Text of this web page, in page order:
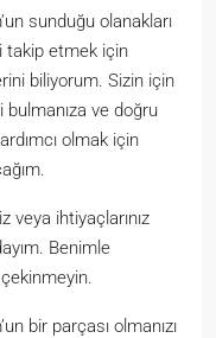
sunduğu olanakları
takip etmek için
biliyorum. Sizin için
ve doğru
olmak için
veya ihtiyaçlarınız
Benimle
bir parçası olmanızı